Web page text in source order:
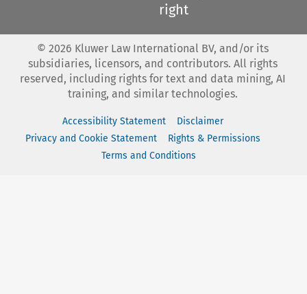
right
© 2026 Kluwer Law International BV, and/or its
subsidiaries, licensors, and contributors. All rights
reserved, including rights for text and data mining, AI
training, and similar technologies.
Accessibility Statement
Disclaimer
Privacy and Cookie Statement
Rights & Permissions
Terms and Conditions